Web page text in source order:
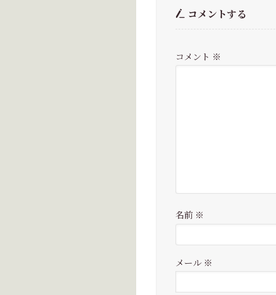
コメントする
コメント ※
名前 ※
メール ※